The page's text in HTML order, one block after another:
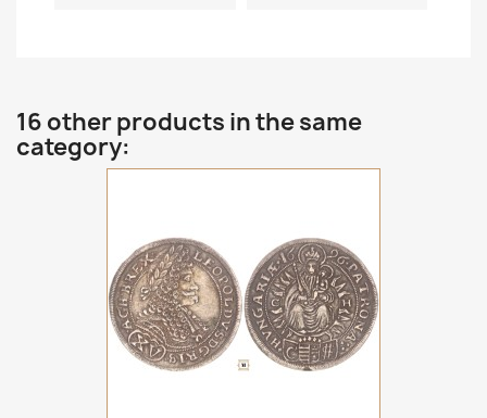
16 other products in the same
category: